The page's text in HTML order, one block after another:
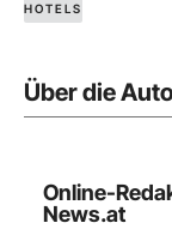
HOTELS
Über die
Online-
News.at